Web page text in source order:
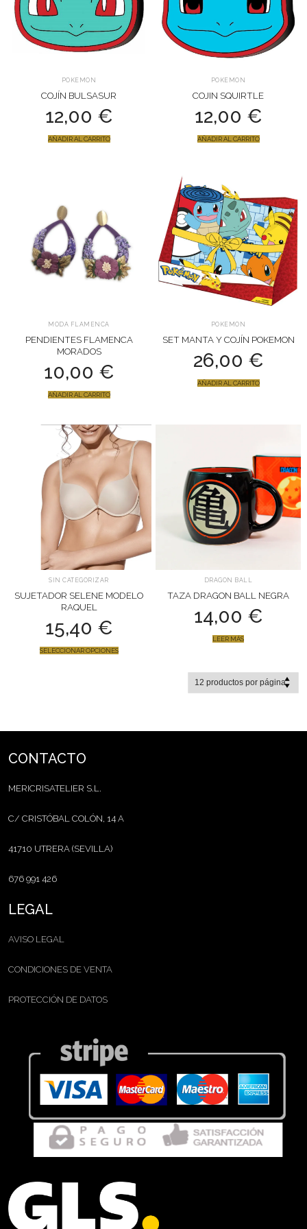
POKEMON
COJÍN BULSASUR
12,00 €
AÑADIR AL CARRITO
POKEMON
COJIN SQUIRTLE
12,00 €
AÑADIR AL CARRITO
MODA FLAMENCA
PENDIENTES FLAMENCA
MORADOS
10,00 €
AÑADIR AL CARRITO
POKEMON
SET MANTA Y COJÍN POKEMON
26,00 €
AÑADIR AL CARRITO
SIN CATEGORIZAR
SUJETADOR SELENE MODELO
RAQUEL
15,40 €
SELECCIONAR OPCIONES
DRAGON BALL
TAZA DRAGON BALL NEGRA
14,00 €
LEER MÁS
CONTACTO
MERICRISATELIER S.L.
C/ CRISTÓBAL COLÓN, 14 A
41710 UTRERA (SEVILLA)
676 991 426
LEGAL
AVISO LEGAL
CONDICIONES DE VENTA
PROTECCIÓN DE DATOS